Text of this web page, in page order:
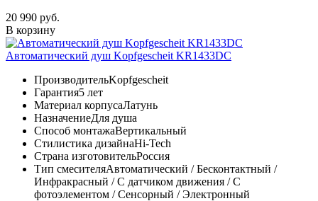
20 990 руб.
В корзину
Автоматический душ Kopfgescheit KR1433DC
ПроизводительKopfgescheit
Гарантия5 лет
Материал корпусаЛатунь
НазначениеДля душа
Способ монтажаВертикальный
Стилистика дизайнаHi-Tech
Страна изготовительРоссия
Тип смесителяАвтоматический / Бесконтактный /
Инфракрасный / С датчиком движения / С
фотоэлементом / Сенсорный / Электронный